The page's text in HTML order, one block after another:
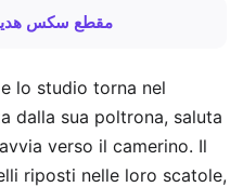
مقطع سكس
lo studio torna nel
dalla sua poltrona, saluta
verso il camerino. Il
riposti nelle loro scatole,